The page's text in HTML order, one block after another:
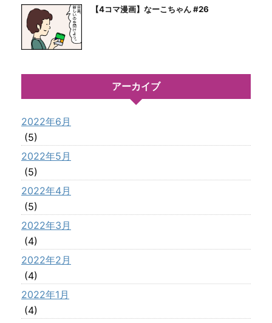
【4コマ漫画】なーこちゃん #26
アーカイブ
2022年6月
(5)
2022年5月
(5)
2022年4月
(5)
2022年3月
(4)
2022年2月
(4)
2022年1月
(4)